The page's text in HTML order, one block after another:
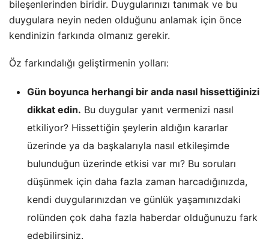
bileşenlerinden biridir. Duygularınızı tanımak ve bu
duygulara neyin neden olduğunu anlamak için önce
kendinizin farkında olmanız gerekir.
Öz farkındalığı geliştirmenin yolları:
Gün boyunca herhangi bir anda nasıl hissettiğinizi
dikkat edin. Bu duygular yanıt vermenizi nasıl
etkiliyor? Hissettiğin şeylerin aldığın kararlar
üzerinde ya da başkalarıyla nasıl etkileşimde
bulunduğun üzerinde etkisi var mı? Bu soruları
düşünmek için daha fazla zaman harcadığınızda,
kendi duygularınızdan ve günlük yaşamınızdaki
rolünden çok daha fazla haberdar olduğunuzu fark
edebilirsiniz.